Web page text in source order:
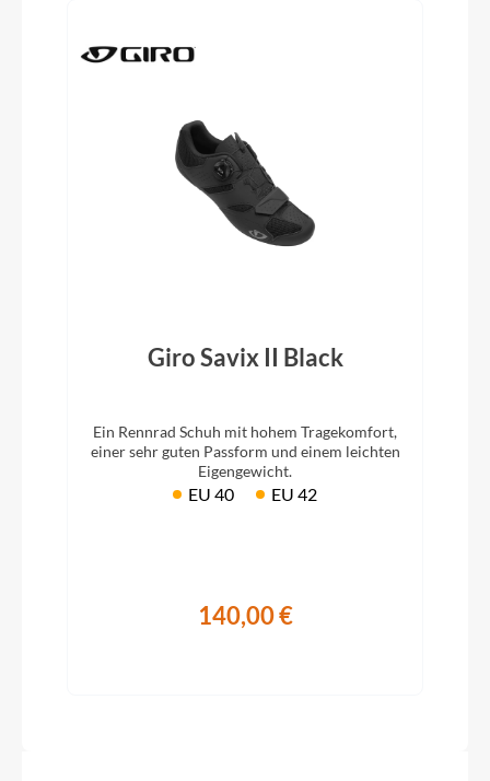
Giro Savix II Black
Ein Rennrad Schuh mit hohem Tragekomfort,
einer sehr guten Passform und einem leichten
Eigengewicht.
EU 40 EU 42
140,00 €